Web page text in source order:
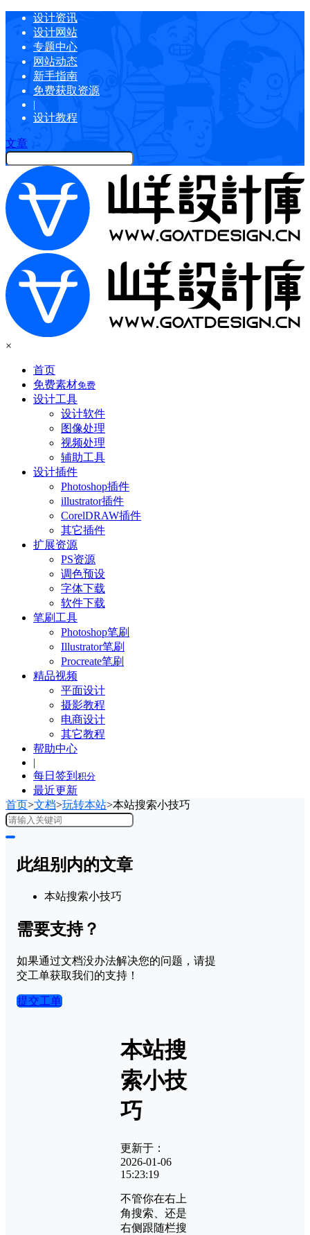
设计资讯
设计网站
专题中心
网站动态
新手指南
免费获取资源
|
设计教程
文章
×
首页
免费素材免费
设计工具
设计软件
图像处理
视频处理
辅助工具
设计插件
Photoshop插件
illustrator插件
CorelDRAW插件
其它插件
扩展资源
PS资源
调色预设
字体下载
软件下载
笔刷工具
Photoshop笔刷
Illustrator笔刷
Procreate笔刷
精品视频
平面设计
摄影教程
电商设计
其它教程
帮助中心
|
每日签到 积分
最近更新
首页>文档>玩转本站>本站搜索小技巧
此组别内的文章
本站搜索小技巧
需要支持？
如果通过文档没办法解决您的问题，请提
交工单获取我们的支持！
提交工单
本站搜
索小技
巧
更新于：
2026-01-06
15:23:19
不管你在右上
角搜索、还是
右侧跟随栏搜